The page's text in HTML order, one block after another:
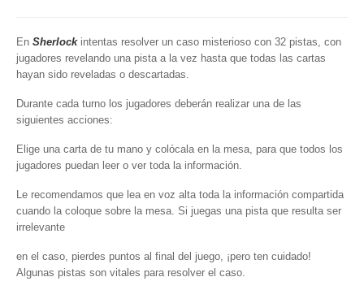
En Sherlockintentas resolver un caso misterioso con 32 pistas, con
jugadores revelando una pista a la vez hasta que todas las cartas
hayan sido reveladas o descartadas.
Durante cada turno los jugadores deberán realizar una de las
siguientes acciones:
Elige una carta de tu mano y colócala en la mesa, para que todos los
jugadores puedan leer o ver toda la información.
Le recomendamos que lea en voz alta toda la información compartida
cuando la coloque sobre la mesa. Si juegas una pista que resulta ser
irrelevante
en el caso, pierdes puntos al final del juego, ¡pero ten cuidado!
Algunas pistas son vitales para resolver el caso.